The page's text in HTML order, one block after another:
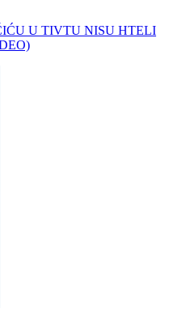
U TIVTU NISU HTELI